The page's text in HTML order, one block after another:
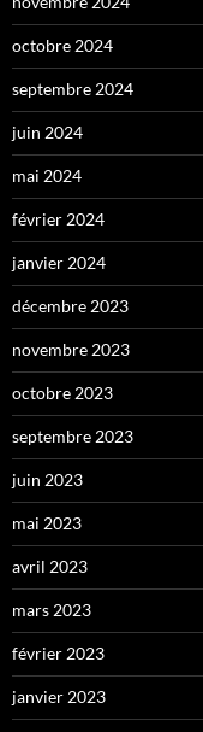
octobre 2024
septembre 2024
juin 2024
mai 2024
février 2024
janvier 2024
décembre 2023
novembre 2023
octobre 2023
septembre 2023
juin 2023
mai 2023
avril 2023
mars 2023
février 2023
janvier 2023